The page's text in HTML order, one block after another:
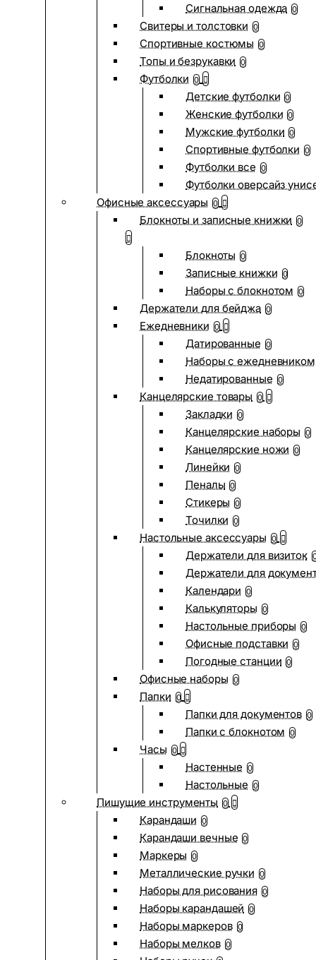
Сигнальная одежда 0
Свитеры и толстовки 0
Спортивные костюмы 0
Топы и безрукавки 0
Футболки 0
Детские футболки 0
Женские футболки 0
Мужские футболки 0
Спортивные футболки 0
Футболки все 0
Футболки оверсайз
Офисные аксессуары 0
Блокноты и записные книжки 0
Блокноты 0
Записные книжки 0
Наборы с блокнотом 0
Держатели для бейджа 0
Ежедневники 0
Датированные 0
Наборы с ежедневником
Недатированные 0
Канцелярские товары 0
Закладки 0
Канцелярские наборы 0
Канцелярские ножи 0
Линейки 0
Пеналы 0
Стикеры 0
Точилки 0
Настольные аксессуары 0
Держатели для визиток
Держатели для
Календари 0
Калькуляторы 0
Настольные приборы 0
Офисные подставки 0
Погодные станции 0
Офисные наборы 0
Папки 0
Папки для документов 0
Папки с блокнотом 0
Часы 0
Настенные 0
Настольные 0
Пишущие инструменты 0
Карандаши 0
Карандаши вечные 0
Маркеры 0
Металлические ручки 0
Наборы для рисования 0
Наборы карандашей 0
Наборы маркеров 0
Наборы мелков 0